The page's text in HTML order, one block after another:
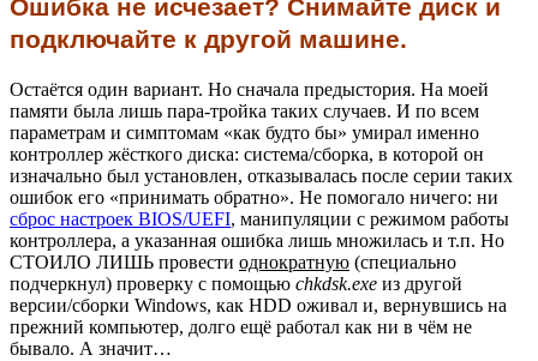
Ошибка не исчезает? Снимайте диск и
подключайте к другой машине.
Остаётся один вариант. Но сначала предыстория. На моей
памяти была лишь пара-тройка таких случаев. И по всем
параметрам и симптомам «как будто бы» умирал именно
контроллер жёсткого диска: система/сборка, в которой он
изначально был установлен, отказывалась после серии таких
ошибок его «принимать обратно». Не помогало ничего: ни
сброс настроек BIOS/UEFI, манипуляции с режимом работы
контроллера, а указанная ошибка лишь множилась и т.п. Но
СТОИЛО ЛИШЬ провести однократную (специально
подчеркнул) проверку с помощью chkdsk.exe из другой
версии/сборки Windows, как HDD оживал и, вернувшись на
прежний компьютер, долго ещё работал как ни в чём не
бывало. А значит…